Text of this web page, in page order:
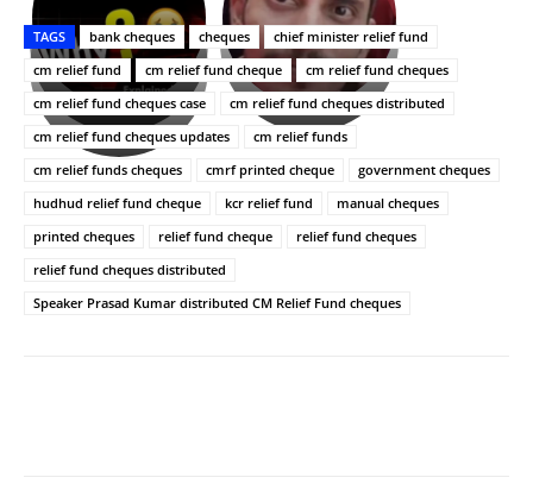
తీర్థం..తులసీదళం
లేకుండా
అసంపూర్ణం
పాన్
ఇండియా
స్టార్
హీరోయిన్‏గా
శెట్టి.
భర్తపై
రివెంజ్
తీర్చుకున్న
ఉపాసన..
పాపం
రామ్
చరణ్
TAGS bank cheques cheques
chief minister relief fund
cm relief fund
cm relief fund cheque
cm relief fund cheques
cm relief fund cheques case
cm relief fund cheques distributed
cm relief fund cheques updates
cm relief funds
cm relief funds cheques
cmrf printed cheque
government cheques
hudhud relief fund cheque
kcr relief fund
manual cheques
printed cheques
relief fund cheque
relief fund cheques
relief fund cheques distributed
Speaker Prasad Kumar distributed CM Relief Fund cheques